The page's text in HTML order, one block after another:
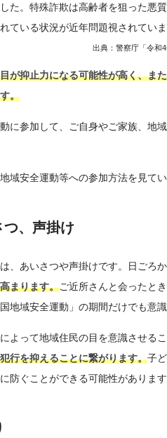
た。特殊詐欺は高齢者を狙った悪
ている状況が近年問題視されていま
出典：警察庁「令和
が抑止力になる可能性が高く、ま
。
に参加して、ご自身やご家族、地
域安全運動等への参加方法を見てい
、声掛け
、あいさつや声掛けです。日ごろ
まります。ご近所さんと会ったと
地域安全運動」の期間だけでも意
よって地域住民の目を意識させるこ
行を抑えることに繋がります。子
防ぐことができる可能性があります